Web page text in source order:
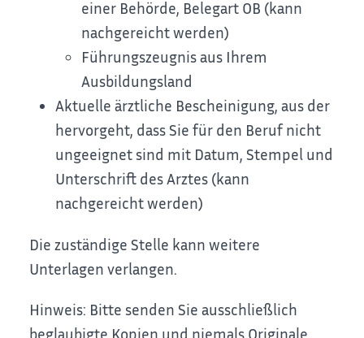
einer Behörde, Belegart OB (kann
nachgereicht werden)
Führungszeugnis aus Ihrem
Ausbildungsland
Aktuelle ärztliche Bescheinigung, aus der
hervorgeht, dass Sie für den Beruf nicht
ungeeignet sind mit Datum, Stempel und
Unterschrift des Arztes (kann
nachgereicht werden)
Die zuständige Stelle kann weitere
Unterlagen verlangen.
Hinweis: Bitte senden Sie ausschließlich
beglaubigte Kopien und niemals Originale